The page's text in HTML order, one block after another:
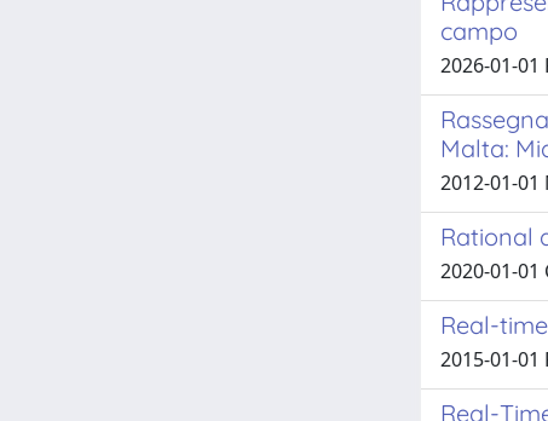
campo
2026-01-01
Malta:
2012-01-01
Rational
2020-01-01
Real-
2015-01-
Real-